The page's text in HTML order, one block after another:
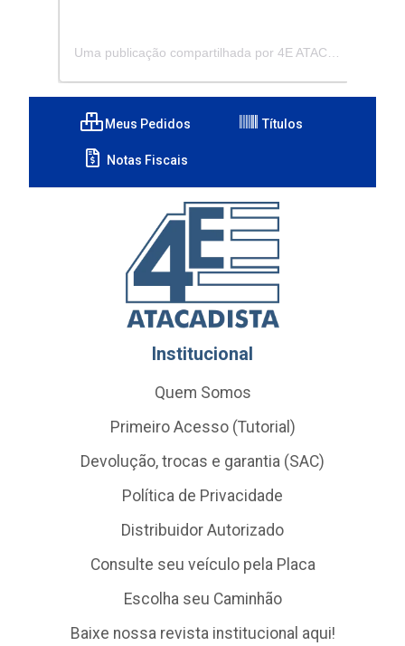
Meus Pedidos Títulos
Notas Fiscais
Institucional
Quem Somos
Primeiro Acesso (Tutorial)
Devolução, trocas e garantia (SAC)
Política de Privacidade
Distribuidor Autorizado
Consulte seu veículo pela Placa
Escolha seu Caminhão
Baixe nossa revista institucional aqui!